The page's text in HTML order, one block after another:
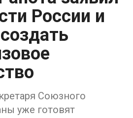
России и
Союзного
уже готовят